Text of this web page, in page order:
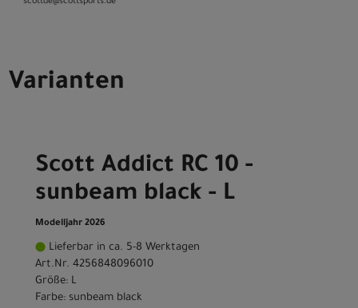
Varianten
Scott Addict RC 10 -
sunbeam black - L
Modelljahr 2026
Lieferbar in ca. 5-8 Werktagen
Art.Nr. 4256848096010
Größe: L
Farbe: sunbeam black